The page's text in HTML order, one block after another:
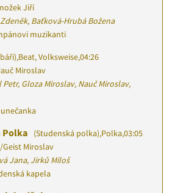
Jiří
Baťková-Hrubá Božena
muzikanti
,Beat, Volksweise,04:26
Miroslav
Petr, Gloza Miroslav, Nauč Miroslav,
Polka (Studenská polka),Polka,03:05
/Geist Miroslav
Jana, Jirků Miloš
kapela